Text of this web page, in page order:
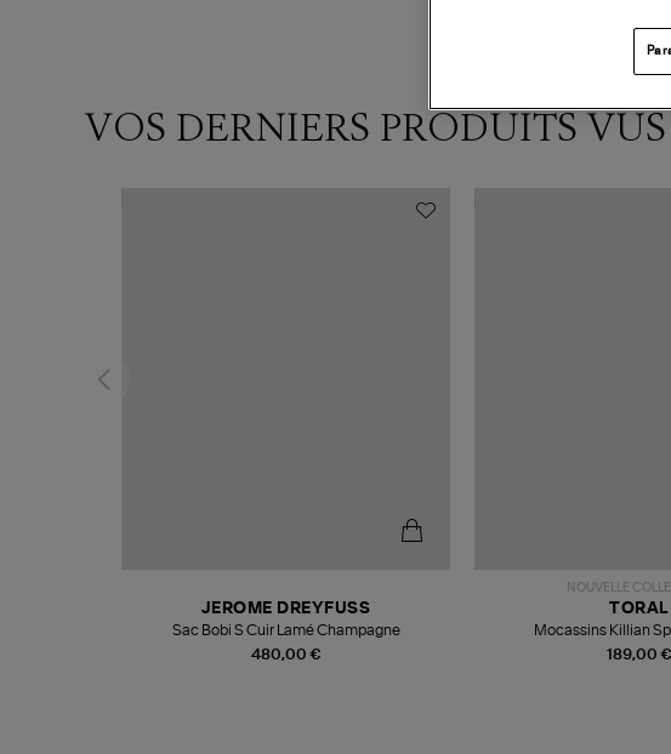
VOS DERNIERS PRODUITS VUS
480,00 €
JEROME DREYFUSS
Sac Bobi S Cuir Lamé Champagne
NOUVELLE
189,00 €
TORAL
Mocassins Killian